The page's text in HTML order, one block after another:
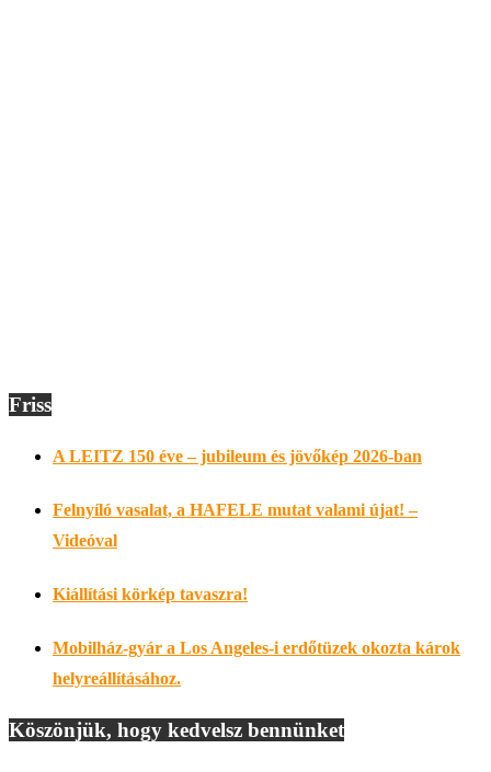
Friss
A LEITZ 150 éve – jubileum és jövőkép 2026-ban
Felnyíló vasalat, a HAFELE mutat valami újat! –
Videóval
Kiállítási körkép tavaszra!
Mobilház-gyár a Los Angeles-i erdőtüzek okozta károk
helyreállításához.
Köszönjük, hogy kedvelsz bennünket